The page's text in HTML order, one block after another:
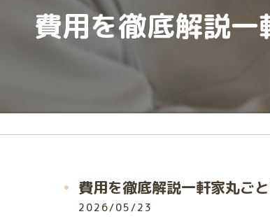
費用を徹底解説
費用を徹底解説一軒家丸ご
2026/05/23